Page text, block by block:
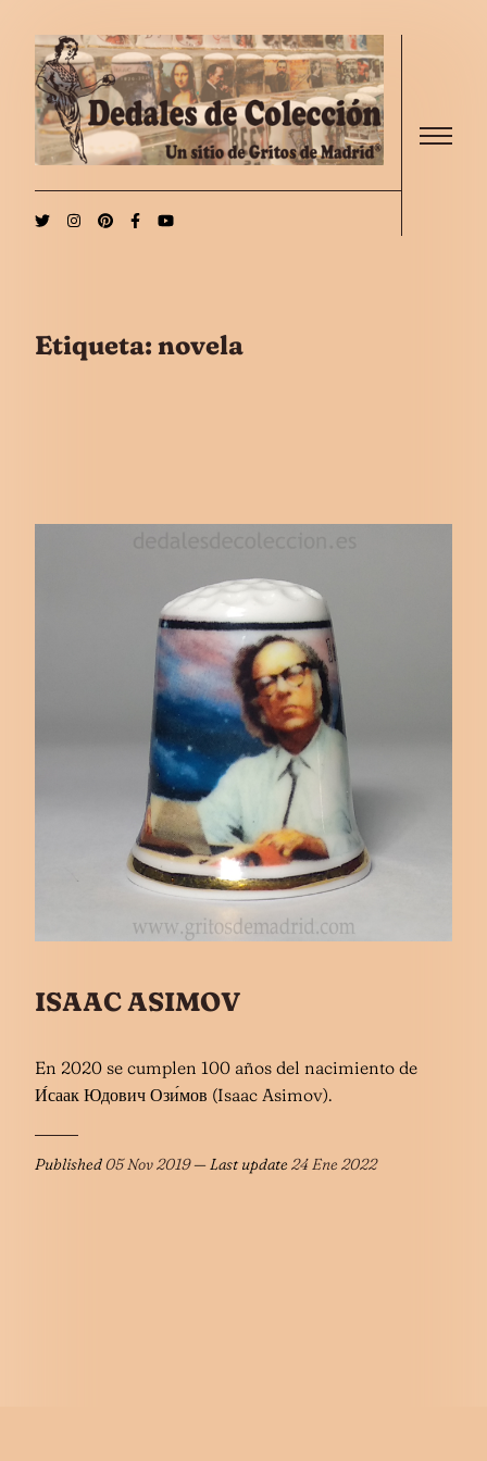
Etiqueta: novela
ISAAC ASIMOV
En 2020 se cumplen 100 años del nacimiento de
И́саак Юдович Ози́мов (Isaac Asimov).
Published05 Nov 2019— Last update24 Ene 2022